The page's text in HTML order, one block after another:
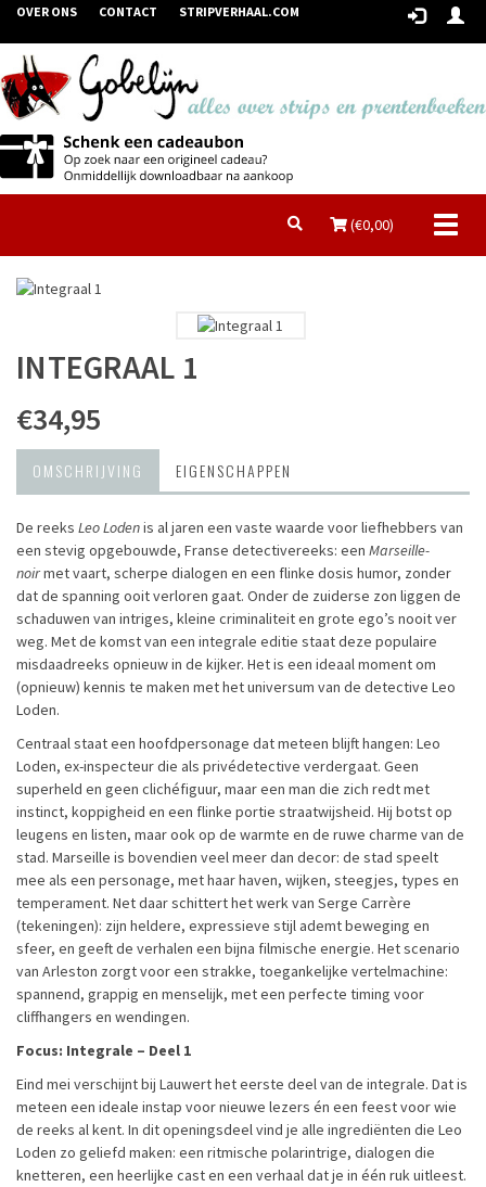
OVER ONS CONTACT STRIPVERHAAL.COM
(€0,00)
INTEGRAAL 1
€34,95
OMSCHRIJVING EIGENSCHAPPEN
De reeks Leo Lodenis al jaren een vaste waarde voor liefhebbers van
een stevig opgebouwde, Franse detectivereeks: een Marseille-
noirmet vaart, scherpe dialogen en een flinke dosis humor, zonder
dat de spanning ooit verloren gaat. Onder de zuiderse zon liggen de
schaduwen van intriges, kleine criminaliteit en grote ego’s nooit ver
weg. Met de komst van een integrale editie staat deze populaire
misdaadreeks opnieuw in de kijker. Het is een ideaal moment om
(opnieuw) kennis te maken met het universum van de detective Leo
Loden.
Centraal staat een hoofdpersonage dat meteen blijft hangen: Leo
Loden, ex-inspecteur die als privédetective verdergaat. Geen
superheld en geen clichéfiguur, maar een man die zich redt met
instinct, koppigheid en een flinke portie straatwijsheid. Hij botst op
leugens en listen, maar ook op de warmte en de ruwe charme van de
stad. Marseille is bovendien veel meer dan decor: de stad speelt
mee als een personage, met haar haven, wijken, steegjes, types en
temperament. Net daar schittert het werk van Serge Carrère
(tekeningen): zijn heldere, expressieve stijl ademt beweging en
sfeer, en geeft de verhalen een bijna filmische energie. Het scenario
van Arleston zorgt voor een strakke, toegankelijke vertelmachine:
spannend, grappig en menselijk, met een perfecte timing voor
cliffhangers en wendingen.
Focus: Integrale – Deel 1
Eind mei verschijnt bij Lauwert het eerste deel van de integrale. Dat is
meteen een ideale instap voor nieuwe lezers én een feest voor wie
de reeks al kent. In dit openingsdeel vind je alle ingrediënten die Leo
Loden zo geliefd maken: een ritmische polarintrige, dialogen die
knetteren, een heerlijke cast en een verhaal dat je in één ruk uitleest.